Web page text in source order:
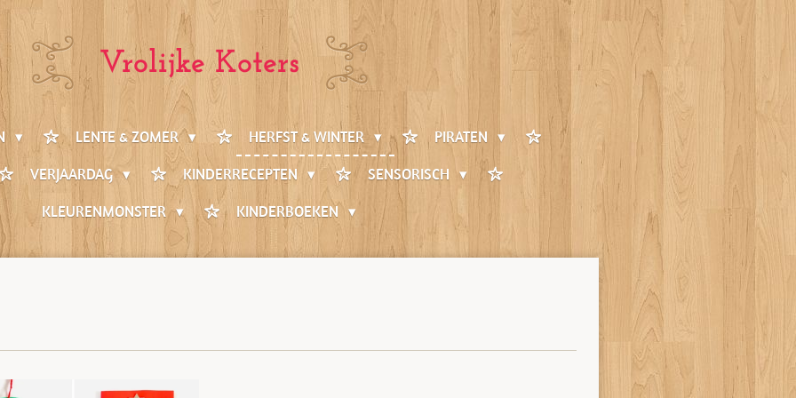
Vrolijke Koters
LENTE & ZOMER HERFST & WINTER
PIRATEN
VERJAARDAG KINDERRECEPTEN
SENSORISCH
KLEURENMONSTER
KINDERBOEKEN